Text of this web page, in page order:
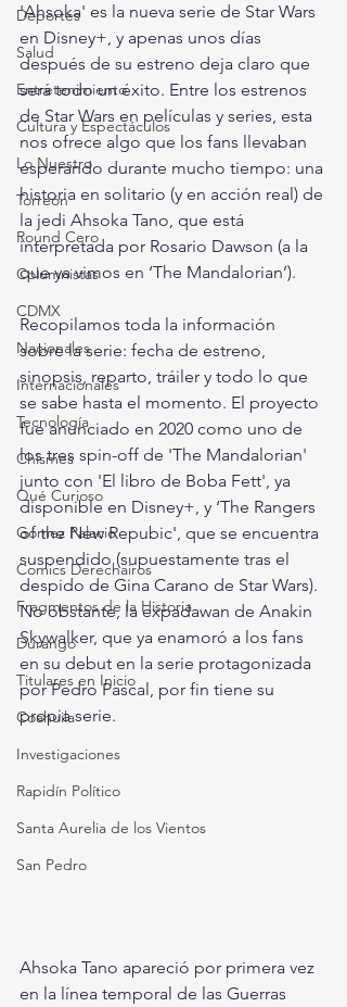
Deportes
Salud
Entretenimiento
Cultura y Espectáculos
Lo Nuestro
Torreón
Round Cero
Columnistas
CDMX
Nacionales
Internacionales
Tecnología
Chismes
Qué Curioso
Gómez Palacio
Comics Derechairos
Fragmentos de la Historia
Durango
Titulares en Inicio
Coahuila
Investigaciones
Rapidín Político
Santa Aurelia de los Vientos
San Pedro
'Ahsoka' es la nueva serie de Star Wars
en Disney+, y apenas unos días
después de su estreno deja claro que
será todo un éxito. Entre los estrenos
de Star Wars en películas y series, esta
nos ofrece algo que los fans llevaban
esperando durante mucho tiempo: una
historia en solitario (y en acción real) de
la jedi Ahsoka Tano, que está
interpretada por Rosario Dawson (a la
que ya vimos en ‘The Mandalorian’).
Recopilamos toda la información
sobre la serie: fecha de estreno,
sinopsis, reparto, tráiler y todo lo que
se sabe hasta el momento. El proyecto
fue anunciado en 2020 como uno de
los tres spin-off de 'The Mandalorian'
junto con 'El libro de Boba Fett', ya
disponible en Disney+, y ‘The Rangers
of the New Repubic', que se encuentra
suspendido (supuestamente tras el
despido de Gina Carano de Star Wars).
No obstante, la expadawan de Anakin
Skywalker, que ya enamoró a los fans
en su debut en la serie protagonizada
por Pedro Pascal, por fin tiene su
propia serie.
Ahsoka Tano apareció por primera vez
en la línea temporal de las Guerras